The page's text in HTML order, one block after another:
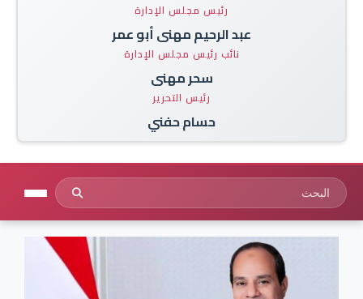
رئيس مجلس الإدارة
عبد الرحيم مهنى أبو عمر
نائب رئيس مجلس الإدارة
سحر مهنى
رئيس التحرير
حسام حفني